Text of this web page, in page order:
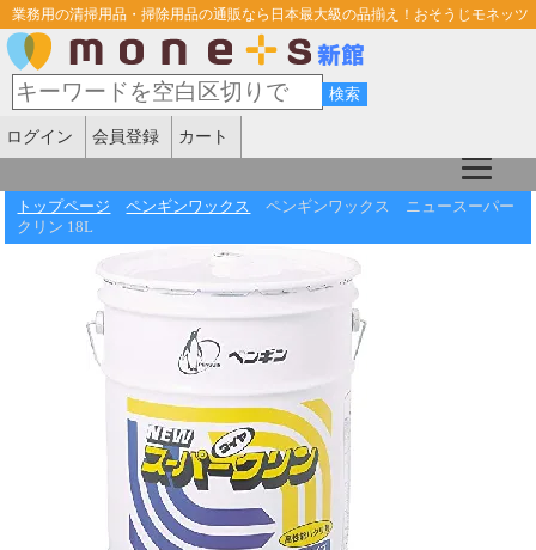
業務用の清掃用品・掃除用品の通販なら日本最大級の品揃え！おそうじモネッツ
ログイン 会員登録 カート
トップページ ペンギンワックス
ペンギンワックス ニュースーパー
クリン 18L